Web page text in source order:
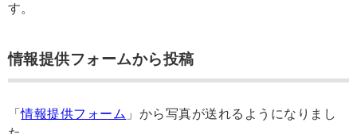
す。
情報提供フォームから投稿
「情報提供フォーム 」から写真が送れるようになりまし